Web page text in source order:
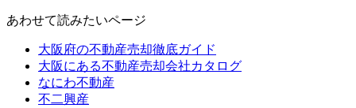
あわせて読みたいページ
大阪府の不動産売却徹底ガイド
大阪にある不動産売却会社カタログ
なにわ不動産
不二興産